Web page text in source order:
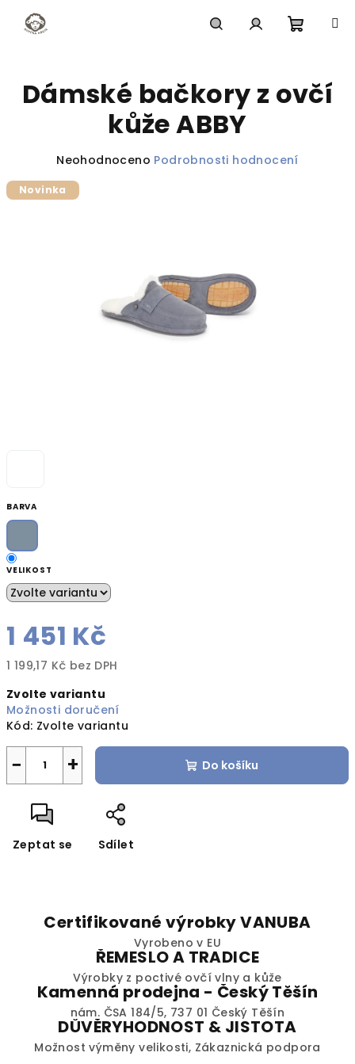
obsah
košík
BARVA
VELIKOST
1 451 Kč
1 199,17 Kč bez DPH
cena:
Zvolte variantu
Možnosti doručení
Kód: Zvolte variantu
+
− Do košíku
Zeptat se Sdílet
Dámské bačkory z ovčí
kůže ABBY
Průměrné
produktu
Neohodnoceno Podrobnosti hodnocení
Novinka
Certifikované výrobky VANUBA
Vyrobeno v EU
ŘEMESLO A TRADICE
Výrobky z poctivé ovčí vlny a kůže
Kamenná prodejna - Český Těšín
nám. ČSA 184/5, 737 01 Český Těšín
DŮVĚRYHODNOST & JISTOTA
Možnost výměny velikosti, Zákaznická podpora